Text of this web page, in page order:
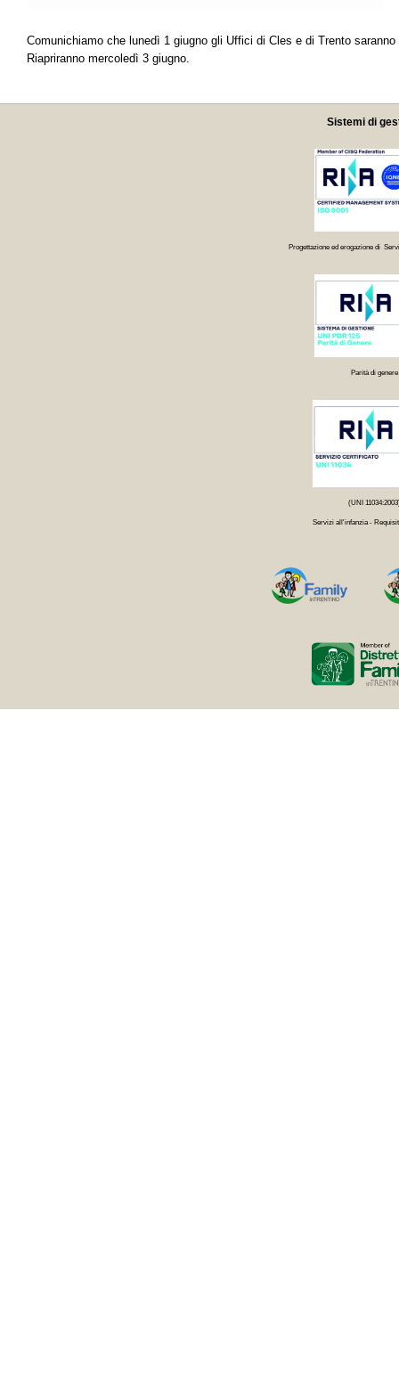
Comunichiamo che lunedì 1 giugno gli Uffici di Cles e di Trento
Riapriranno mercoledì 3 giugno.
Sistemi di
Progettazione ed erogazione di
Parità di genere
(UNI
Servizi all'infanzia -